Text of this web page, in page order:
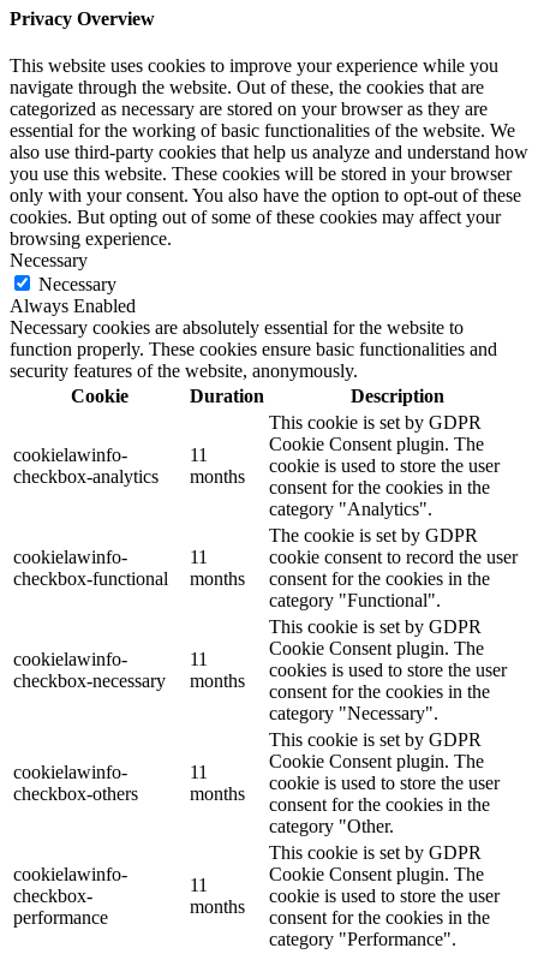
Privacy Overview
This website uses cookies to improve your experience while you
navigate through the website. Out of these, the cookies that are
categorized as necessary are stored on your browser as they are
essential for the working of basic functionalities of the website. We
also use third-party cookies that help us analyze and understand how
you use this website. These cookies will be stored in your browser
only with your consent. You also have the option to opt-out of these
cookies. But opting out of some of these cookies may affect your
browsing experience.
Necessary
Necessary
Always Enabled
Necessary cookies are absolutely essential for the website to
function properly. These cookies ensure basic functionalities and
security features of the website, anonymously.
Cookie
Duration Description
cookielawinfo-
checkbox-analytics
11
months
This cookie is set by GDPR
Cookie Consent plugin. The
cookie is used to store the user
consent for the cookies in the
category "Analytics".
cookielawinfo-
checkbox-functional
11
months
The cookie is set by GDPR
cookie consent to record the user
consent for the cookies in the
category "Functional".
cookielawinfo-
checkbox-necessary
11
months
This cookie is set by GDPR
Cookie Consent plugin. The
cookies is used to store the user
consent for the cookies in the
category "Necessary".
cookielawinfo-
checkbox-others
11
months
This cookie is set by GDPR
Cookie Consent plugin. The
cookie is used to store the user
consent for the cookies in the
category "Other.
cookielawinfo-
checkbox-
performance
11
months
This cookie is set by GDPR
Cookie Consent plugin. The
cookie is used to store the user
consent for the cookies in the
category "Performance".